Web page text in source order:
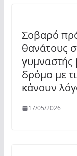
Σοβαρό
θανάτους
γυμναστής
δρόμο με
κάνουν
17/05/2026